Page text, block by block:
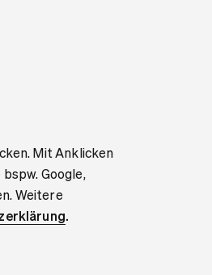
Mit Anklicken
Google,
Weitere
.